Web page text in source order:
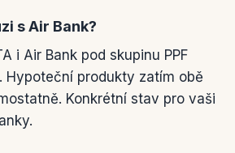
s Air Bank?
i Air Bank pod skupinu PPF
Hypoteční produkty zatím obě
Konkrétní stav pro vaši